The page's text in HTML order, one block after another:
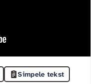
Simpele tekst